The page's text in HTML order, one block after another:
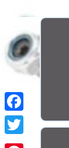
Twitter